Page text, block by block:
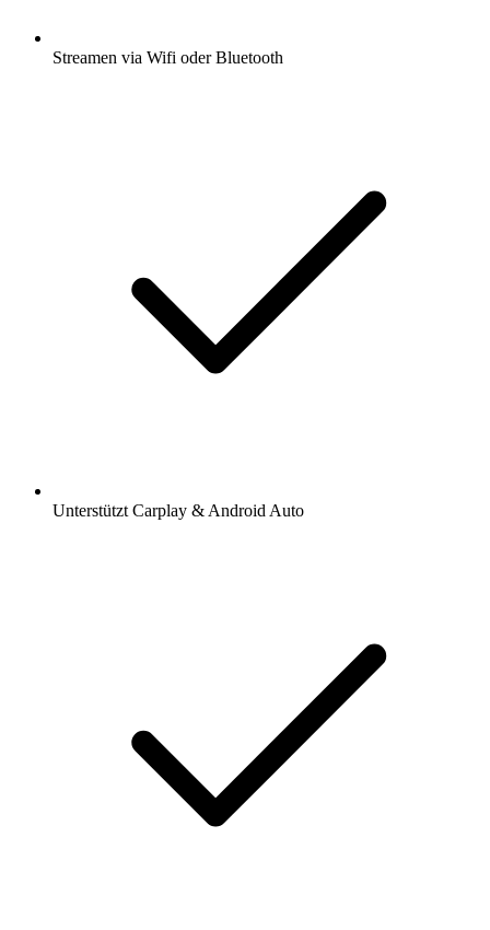
Streamen via Wifi oder Bluetooth
Unterstützt Carplay & Android Auto